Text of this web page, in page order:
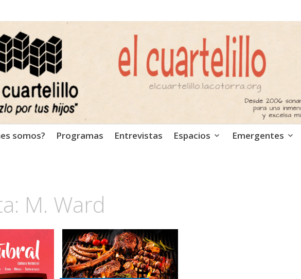
de radio de música independiente. Podcast
somos? Programas Entrevistas Espacios Emergentes
M. Ward